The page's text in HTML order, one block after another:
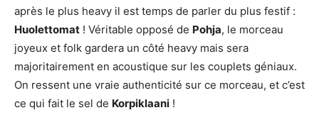
après le plus heavy il est temps de parler du plus festif :
Huolettomat ! Véritable opposé de Pohja, le morceau
joyeux et folk gardera un côté heavy mais sera
majoritairement en acoustique sur les couplets géniaux.
On ressent une vraie authenticité sur ce morceau, et c’est
ce qui fait le sel de Korpiklaani !